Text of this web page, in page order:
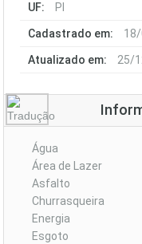
UF: PI
Cadastrado em:
Atualizado em: 25/
Água
Área de Lazer
Asfalto
Churrasqueira
Energia
Esgoto